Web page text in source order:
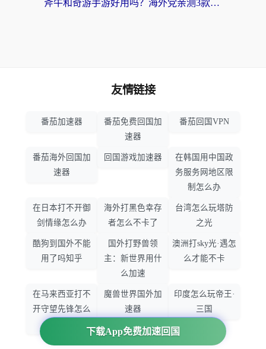
斧牛和奇游手游好用吗？海外党亲测3款回国加速器，选对才能无缝刷国内资源
下载App免费加速回国
友情链接
番茄加速器
番茄免费回国加
速器
番茄回国VPN
番茄海外回国加
速器
回国游戏加速器
在韩国用中国政
务服务网地区限
制怎么办
在日本打不开御
剑情缘怎么办
海外打黑色幸存
者怎么不卡了
台湾怎么玩塔防
之光
酷狗到国外不能
用了吗知乎
国外打野兽领
主：新世界用什
么加速
澳洲打sky光·遇怎
么才能不卡
在马来西亚打不
开守望先锋怎么
魔兽世界国外加
速器
印度怎么玩帝王·
三国